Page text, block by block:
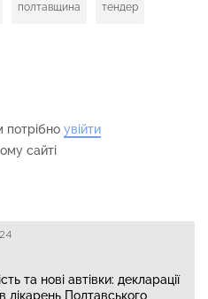
полтавщина тендер
потрібно увійти
сайті
та нові автівки: декларації
лікарень Полтавського